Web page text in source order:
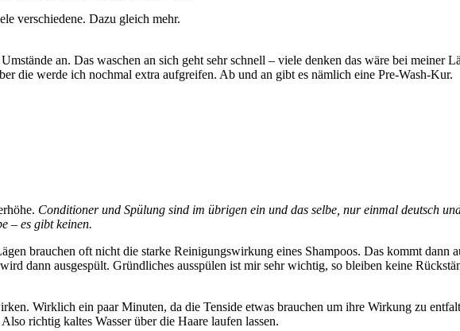
verschiedene. Dazu gleich mehr.
an. Das waschen an sich geht sehr schnell – viele denken das wäre bei meiner
die werde ich nochmal extra aufgreifen. Ab und an gibt es nämlich eine Pre-Wash-Kur.
Conditioner und Spülung sind im übrigen ein und das selbe, nur einmal deutsch
– es gibt keinen.
brauchen oft nicht die starke Reinigungswirkung eines Shampoos. Das kommt dann
dann ausgespült. Gründliches ausspülen ist mir sehr wichtig, so bleiben keine
Wirklich ein paar Minuten, da die Tenside etwas brauchen um ihre Wirkung zu
richtig kaltes Wasser über die Haare laufen lassen.